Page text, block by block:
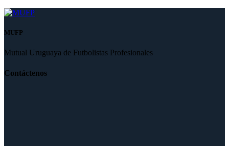
MUFP
Mutual Uruguaya de Futbolistas Profesionales
Contáctenos